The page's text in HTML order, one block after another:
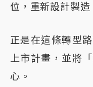
位，重新設計製造
正是在這條轉型
上市計畫，並將
心。